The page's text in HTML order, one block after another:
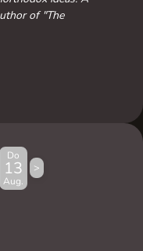
of "The
Do
13
Aug.
>